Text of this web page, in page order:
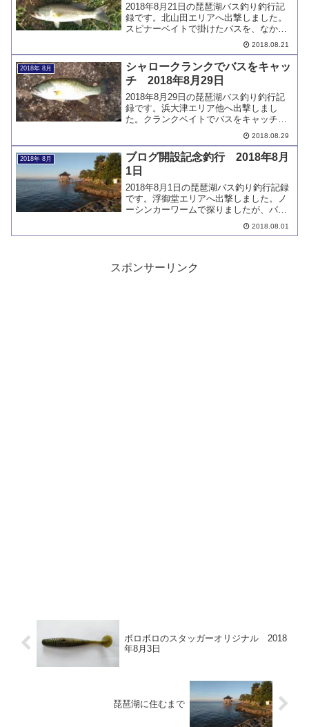
2018年8月21日の琵琶湖バス釣り釣行記
録です。北山田エリアへ出撃しました。
スピナーベイトで掛けたバスを、なかな
か取れない状況が続いていましたが、よ
うやくキャッチすることができました。
2018.08.21
2018年 8月
シャロークランクでバスをキャッ
チ 2018年8月29日
2018年8月29日の琵琶湖バス釣り釣行記
録です。浜大津エリア他へ出撃しまし
た。クランクベイトでバスをキャッチし
2018.08.29
2018年 8月
ブログ開設記念釣行 2018年8月
1日
2018年8月1日の琵琶湖バス釣り釣行記録
です。浮御堂エリアへ出撃しました。ノ
ーシンカーワームで探りましたが、バス
はキャッチできませんでした。ドライブ
スティックファットのリンクを貼ってあ
2018.08.01
スポンサーリンク
ボロボロのスタッガーオリジナル 2018
年8月3日
琵琶湖に住むまで